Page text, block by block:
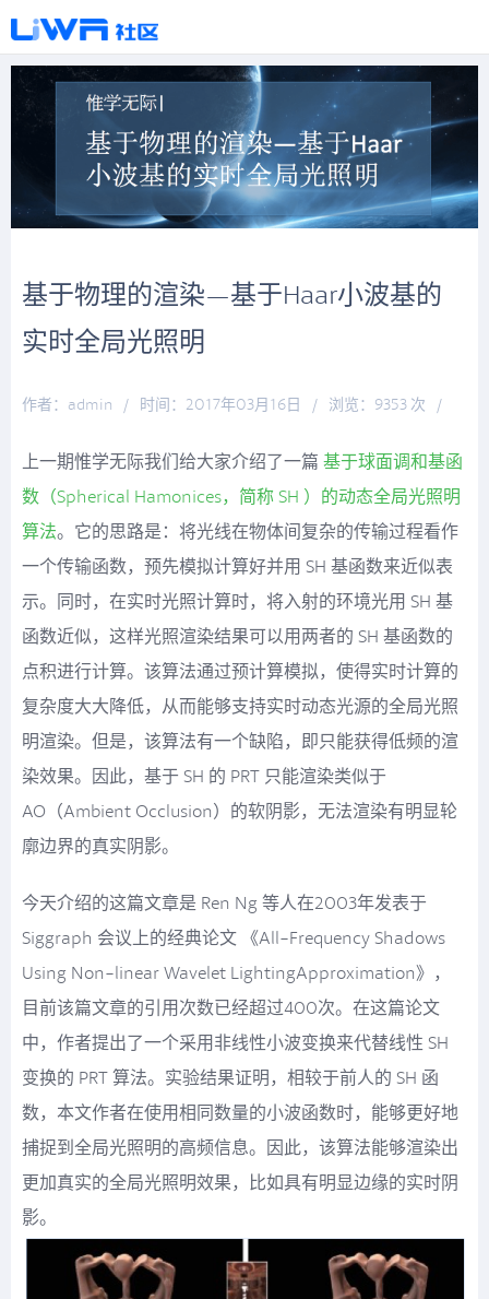
基于物理的渲染—基于Haar小波基的
实时全局光照明
作者：admin / 时间：2017年03月16日 / 浏览：9353 次
/
上一期惟学无际我们给大家介绍了一篇 基于球面调和基函
数（Spherical Hamonices，简称 SH ）的动态全局光照明
算法。它的思路是：将光线在物体间复杂的传输过程看作
一个传输函数，预先模拟计算好并用 SH 基函数来近似表
示。同时，在实时光照计算时，将入射的环境光用 SH 基
函数近似，这样光照渲染结果可以用两者的 SH 基函数的
点积进行计算。该算法通过预计算模拟，使得实时计算的
复杂度大大降低，从而能够支持实时动态光源的全局光照
明渲染。但是，该算法有一个缺陷，即只能获得低频的渲
染效果。因此，基于 SH 的 PRT 只能渲染类似于
AO（Ambient Occlusion）的软阴影，无法渲染有明显轮
廓边界的真实阴影。
今天介绍的这篇文章是 Ren Ng 等人在2003年发表于
Siggraph 会议上的经典论文 《All-Frequency Shadows
Using Non-linear Wavelet LightingApproximation》，
目前该篇文章的引用次数已经超过400次。在这篇论文
中，作者提出了一个采用非线性小波变换来代替线性 SH
变换的 PRT 算法。实验结果证明，相较于前人的 SH 函
数，本文作者在使用相同数量的小波函数时，能够更好地
捕捉到全局光照明的高频信息。因此，该算法能够渲染出
更加真实的全局光照明效果，比如具有明显边缘的实时阴
影。